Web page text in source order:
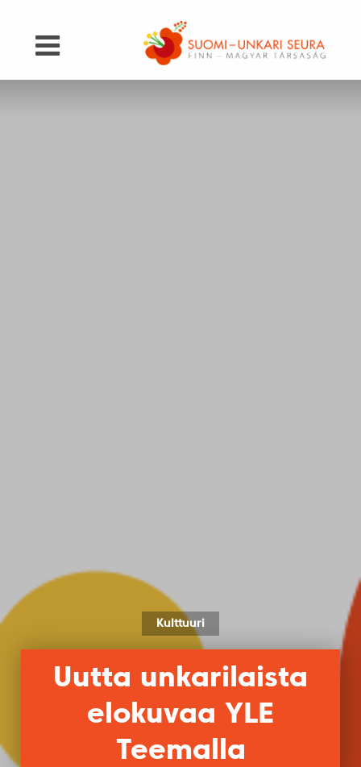
Kulttuuri
Uutta unkarilaista
elokuvaa YLE
Teemalla